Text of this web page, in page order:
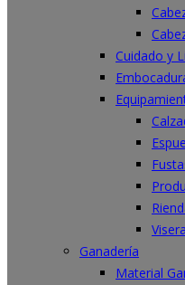
Cuidado y
Ganadería
Material